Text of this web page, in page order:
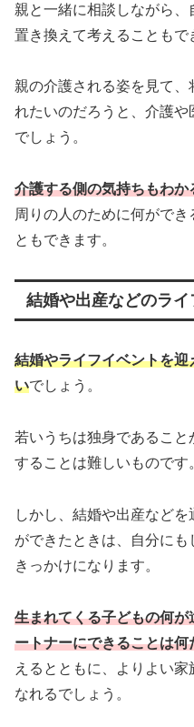
親と一緒に相談しながら
置き換えて考えることもで
親の介護される姿を見て
れたいのだろうと、介護
でしょう。
介護する側の気持ちもわか
周りの人のために何がで
ともできます。
結婚や出産などのラ
結婚やライフイベントを
いでしょう。
若いうちは独身であるこ
することは難しいものです
しかし、結婚や出産など
ができたときは、自分に
きっかけになります。
生まれてくる子どもの何
ートナーにできることは何
えるとともに、よりよい
なれるでしょう。